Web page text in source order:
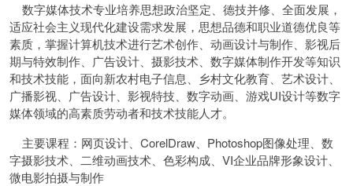
数字媒体技术专业培养思想政治坚定、德技并修、全面发展，
适应社会主义现代化建设需求发展，思想品德和职业道德优良等
素质，掌握计算机技术进行艺术创作、动画设计与制作、影视后
期与特效制作、广告设计、摄影技术、数字媒体制作开发等知识
和技术技能，面向新农村电子信息、乡村文化教育、艺术设计、
广播影视、广告设计、影视特技、数字动画、游戏UI设计等数字
媒体领域的高素质劳动者和技术技能人才。
主要课程：网页设计、CorelDraw、Photoshop图像处理、数
字摄影技术、二维动画技术、色彩构成、VI企业品牌形象设计、
微电影拍摄与制作